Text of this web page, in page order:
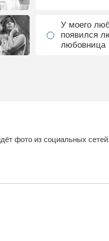
У моего
появился
любовница
фото из социальных сетей.